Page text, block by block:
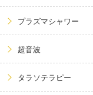
プラズマシャワー
超音波
タラソテラピー